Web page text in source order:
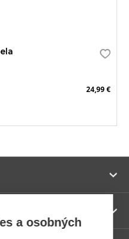
24,99 €
a osobných